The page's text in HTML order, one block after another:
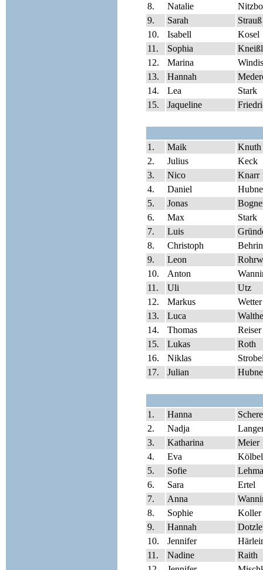
8.
Natalie
9.
Sarah
Strauß
10.
Isabell
Kosel
11.
Sophia
Kneißl
12.
Marina
13.
Hannah
14.
Lea
Stark
15.
Jaqueline
1. Maik
Knuth
2.
Julius
Keck
3.
Nico
Knarr
4.
Daniel
5.
Jonas
6.
Max
Stark
7.
Luis
8.
Christoph
9.
Leon
10.
Anton
11.
Uli
Utz
12.
Markus
Wetter
13.
Luca
14.
Thomas
Reiser
15.
Lukas
Roth
16.
Niklas
17.
Julian
1. Hanna
2.
Nadja
3.
Katharina
Meier
4.
Eva
Kölbel
5.
Sofie
6.
Sara
Ertel
7.
Anna
8.
Sophie
Koller
9.
Hannah
10.
Jennifer
11.
Nadine
Raith